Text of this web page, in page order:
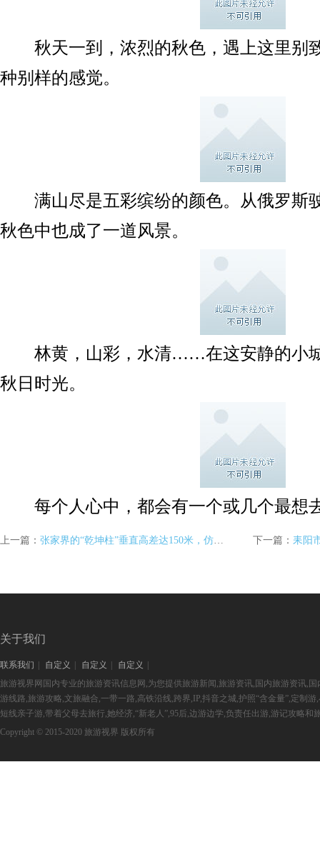
秋天一到，浓烈的秋色，遇上这里别
种别样的感觉。
满山尽是五彩缤纷的颜色。从俄罗斯
秋色中也成了一道风景。
林黄，山彩，水清……在这安静的小城
秋日时光。
每个人心中，都会有一个或几个最想
上一篇： 张家界的“乾坤柱”垂直高差达150米，仿佛刀劈斧削般巍巍屹立于天地之间，有顶天立地之势。 下一篇： 耒阳市
关于我们
联系我们 自定义 自定义 自定义
旅游视界网国内专业的旅游资讯信息网,为您提供旅游新闻,旅游资讯,国内旅游资讯,
游线路,旅游攻略,文旅融合,一带一路,高铁沿线,跨界,IP,抖音之城,护照“含金量”,定制
短线亲子游,带着父母去旅行,她经济,“新老人”,95后,边游边学,负责任出游,游记攻略
Copyright © 2015-2020 旅游视界 版权所有